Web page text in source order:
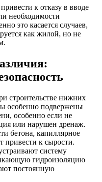
к отказу в вводе
необходимости
это касается случаев,
как жилой, но не
строительстве нижних
особенно подвержены
особенно если не
или нарушен дренаж.
бетона, капиллярное
привести к сырости.
систему
гидроизоляцию
постоянную